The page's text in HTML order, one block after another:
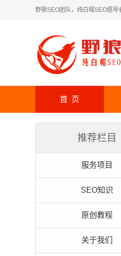
野狼SEO团队，纯白帽SEO倡
首 页
推荐栏目
服务项目
SEO知识
原创教程
关于我们